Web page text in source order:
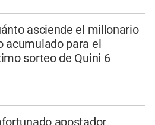
asciende el millonario
acumulado para el
sorteo de Quini 6
apostador